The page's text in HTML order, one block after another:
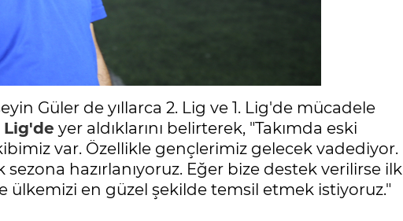
Güler de yıllarca 2. Lig ve 1. Lig'de mücadele
Lig'de yer aldıklarını belirterek, "Takımda eski
var. Özellikle gençlerimiz gelecek vadediyor.
hazırlanıyoruz. Eğer bize destek verilirse ilk
ülkemizi en güzel şekilde temsil etmek istiyoruz."